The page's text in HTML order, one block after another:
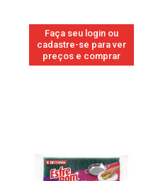
Faça seu login ou
cadastre-se para ver
preços e comprar